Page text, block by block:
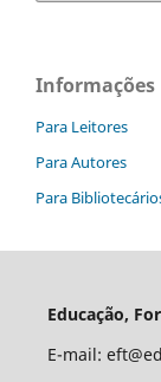
Informações
Para Leitores
Para Autores
Para
Educação,
E-mail: